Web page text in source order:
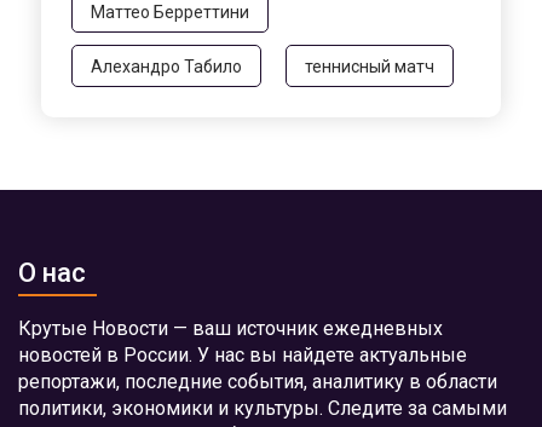
Маттео Берреттини
Алехандро Табило теннисный матч
О нас
Крутые Новости — ваш источник ежедневных
новостей в России. У нас вы найдете актуальные
репортажи, последние события, аналитику в области
политики, экономики и культуры. Следите за самыми